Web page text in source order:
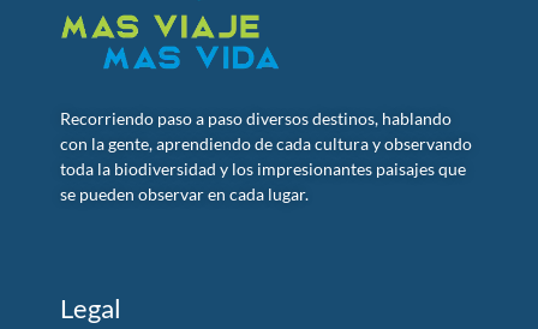
Recorriendo paso a paso diversos destinos, hablando
con la gente, aprendiendo de cada cultura y observando
toda la biodiversidad y los impresionantes paisajes que
se pueden observar en cada lugar.
Legal